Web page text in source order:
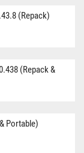
(Repack)
(Repack &
Portable)